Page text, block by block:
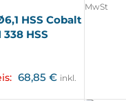
HSS Cobalt
HSS
68,85 € inkl.
MwSt